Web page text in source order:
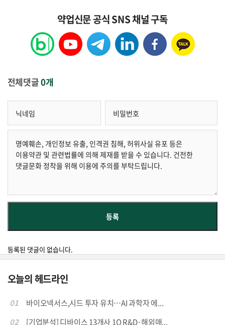
약업신문 공식 SNS 채널 구독
전체댓글0개
등록된 댓글이 없습니다.
오늘의 헤드라인
01
바이오넥서스,시드 투자 유치…AI 과학자 에...
02
[기업분석] 디바이스 13개사 1Q R&D·해외매...